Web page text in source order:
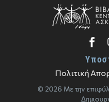
Πολιτική
© 2026 Με την